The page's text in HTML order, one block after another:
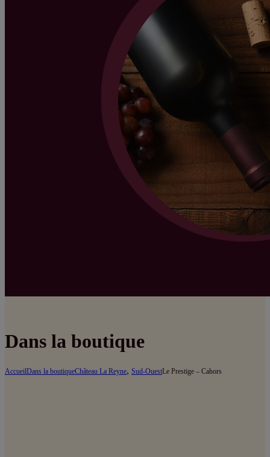
Dans la boutique
AccueilDans la boutiqueChâteau La Reyne, Sud-OuestLe Prestige – Cahors